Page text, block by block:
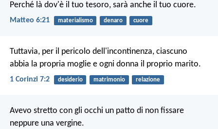
Perché là dov'è il tuo tesoro, sarà anche il tuo cuore.
Matteo 6:21 materialismo denaro cuore
Tuttavia, per il pericolo dell'incontinenza, ciascuno
abbia la propria moglie e ogni donna il proprio marito.
1 Corinzi 7:2 desiderio matrimonio relazione
Avevo stretto con gli occhi un patto di non fissare
neppure una vergine.